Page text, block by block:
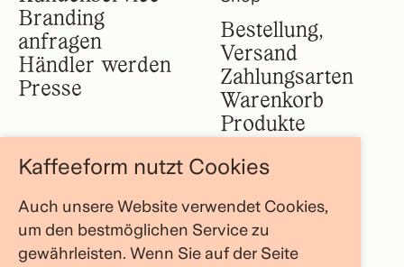
Branding
anfragen
Händler werden
Presse
Bestellung,
Versand
Zahlungsarten
Warenkorb
Produkte
Über uns
FAQ Bereich
AGB
Datenschutz
Widerruf
Kaffeeform nutzt Cookies
Auch unsere Website verwendet Cookies,
um den bestmöglichen Service zu
gewährleisten. Wenn Sie auf der Seite